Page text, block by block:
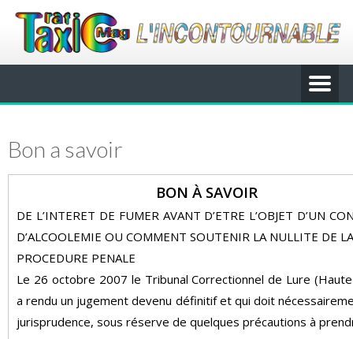
Bon a savoir
BON À SAVOIR
DE L’INTERET DE FUMER AVANT D’ETRE L’OBJET D’UN
D’ALCOOLEMIE OU COMMENT SOUTENIR LA NULLITE DE LA
PROCEDURE PENALE
Le 26 octobre 2007 le Tribunal Correctionnel de Lure
a rendu un jugement devenu définitif et qui doit
jurisprudence, sous réserve de quelques précautions à